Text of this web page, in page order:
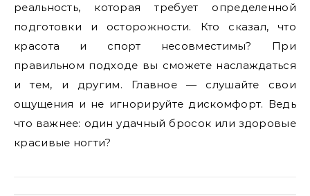
реальность, которая требует определенной
подготовки и осторожности. Кто сказал, что
красота и спорт несовместимы? При
правильном подходе вы сможете наслаждаться
и тем, и другим. Главное — слушайте свои
ощущения и не игнорируйте дискомфорт. Ведь
что важнее: один удачный бросок или здоровые
красивые ногти?